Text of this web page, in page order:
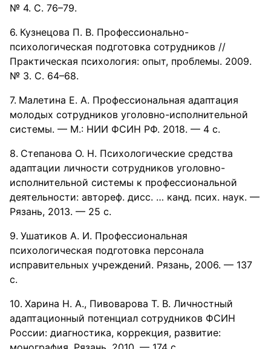
№ 4. С. 76–79.
Кузнецова П. В. Профессионально-
психологическая подготовка сотрудников //
Практическая психология: опыт, проблемы. 2009.
№ 3. С. 64–68.
Малетина Е. А. Профессиональная адаптация
молодых сотрудников уголовно-исполнительной
системы. — М.: НИИ ФСИН РФ. 2018. — 4 с.
Степанова О. Н. Психологические средства
адаптации личности сотрудников уголовно-
исполнительной системы к профессиональной
деятельности: автореф. дисс. … канд. псих. наук. —
Рязань, 2013. — 25 с.
Ушатиков А. И. Профессиональная
психологическая подготовка персонала
исправительных учреждений. Рязань, 2006. — 137
с.
Харина H. A., Пивоварова Т. В. Личностный
адаптационный потенциал сотрудников ФСИН
России: диагностика, коррекция, развитие: